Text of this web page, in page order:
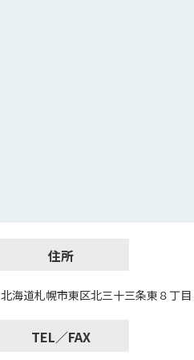
住所
北海道札幌市東区北三十三条東８丁
TEL／FAX